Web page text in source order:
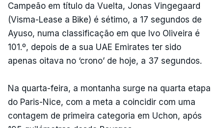
Campeão em título da Vuelta, Jonas Vingegaard
(Visma-Lease a Bike) é sétimo, a 17 segundos de
Ayuso, numa classificação em que Ivo Oliveira é
101.º, depois de a sua UAE Emirates ter sido
apenas oitava no ‘crono’ de hoje, a 37 segundos.
Na quarta-feira, a montanha surge na quarta etapa
do Paris-Nice, com a meta a coincidir com uma
contagem de primeira categoria em Uchon, após